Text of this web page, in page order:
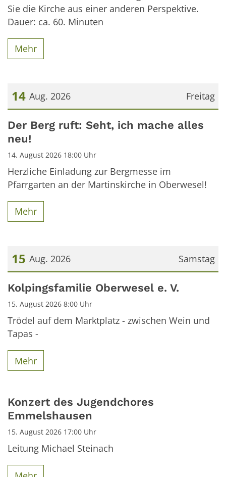
Sie die Kirche aus einer anderen Perspektive.
Dauer: ca. 60. Minuten
Mehr
Freitag
14 Aug. 2026
Datum: 14. August 2026
Der Berg ruft: Seht, ich mache alles
neu!
14. August 2026 18:00 Uhr
Herzliche Einladung zur Bergmesse im
Pfarrgarten an der Martinskirche in Oberwesel!
Mehr
Samstag
15 Aug. 2026
Datum: 15. August 2026
Kolpingsfamilie Oberwesel e. V.
15. August 2026 8:00 Uhr
Trödel auf dem Marktplatz - zwischen Wein und
Tapas -
Mehr
Konzert des Jugendchores
Emmelshausen
15. August 2026 17:00 Uhr
Leitung Michael Steinach